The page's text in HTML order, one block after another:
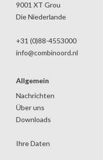
9001 XT Grou
Die Niederlande
+31 (0)88-4553000
info@combinoord.nl
Allgemein
Nachrichten
Über uns
Downloads
Ihre Daten